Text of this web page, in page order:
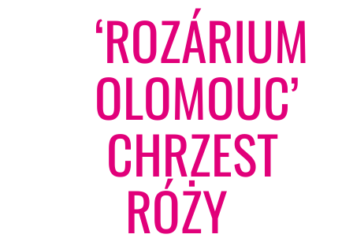
‘ROZÁRIUM
OLOMOUC’
CHRZEST
RÓŻY